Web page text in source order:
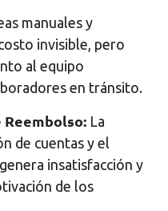
manuales y
invisible, pero
al equipo
en tránsito.
Reembolso: La
de cuentas y el
insatisfacción y
de los